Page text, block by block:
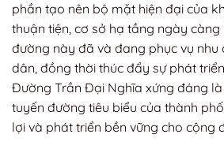
phần tạo nên bộ mặt hiện đại của
thuận tiện, cơ sở hạ tầng ngày càng
đường này đã và đang phục vụ nhu
dân, đồng thời thúc đẩy sự phát
Đường Trần Đại Nghĩa xứng đáng
tuyến đường tiêu biểu của thành
lợi và phát triển bền vững cho cộng